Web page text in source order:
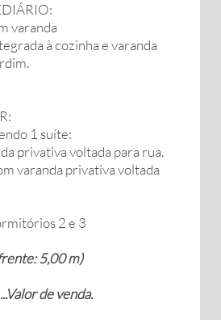
varanda
à cozinha e varanda
1 suíte:
privativa voltada para rua.
varanda privativa voltada
2 e 3
5,00 m)
de venda.